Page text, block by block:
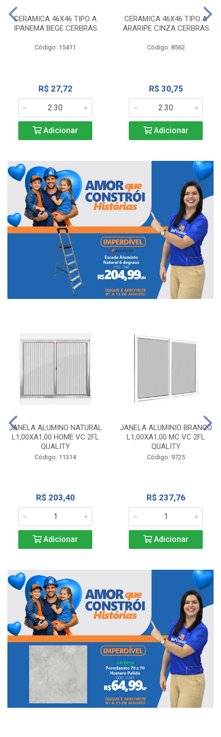
CERAMICA 46X46 TIPO A
IPANEMA BEGE CERBRAS
Código: 15411
R$ 27,72
Adicionar
CERAMICA 46X46 TIPO A
ARARIPE CINZA CERBRAS
Código: 8562
R$ 30,75
Adicionar
JANELA ALUMINO NATURAL
L1,00XA1,00 HOME VC 2FL
QUALITY
Código: 11314
R$ 203,40
Adicionar
JANELA ALUMINIO BRANCO
L1,00XA1,00 MC VC 2FL
QUALITY
Código: 9725
R$ 237,76
Adicionar